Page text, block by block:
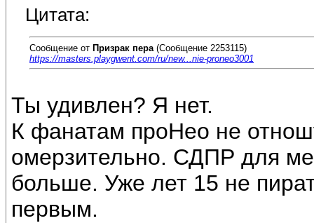
Цитата:
Сообщение от Призрак пера (Сообщение 2253115)
https://masters.playgwent.com/ru/new...nie-proneo3001
Ты удивлен? Я нет.
К фанатам проНео не
омерзительно. СДПР для
больше. Уже лет 15 не
первым.